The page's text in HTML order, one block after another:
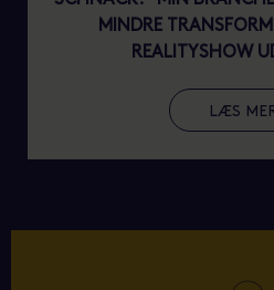
MINDRE
REALITYSHOW
LÆS